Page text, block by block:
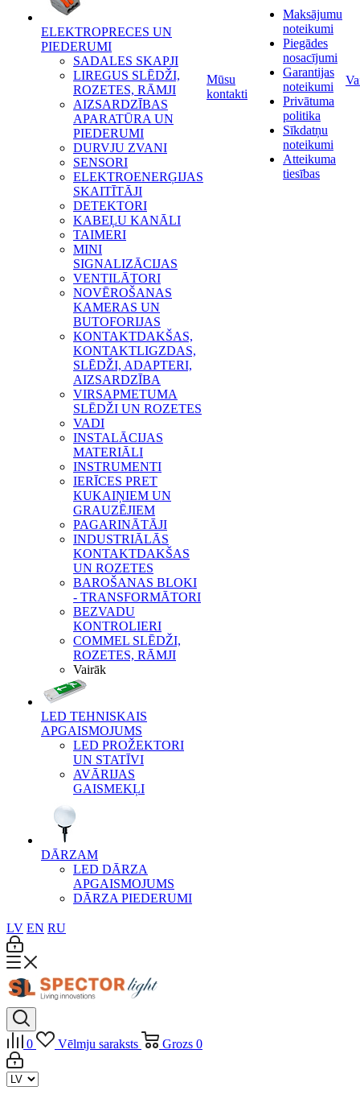
ELEKTROPRECES UN
PIEDERUMI
SADALES SKAPJI
LIREGUS SLĒDŽI,
ROZETES, RĀMJI
AIZSARDZĪBAS
APARATŪRA UN
PIEDERUMI
DURVJU ZVANI
SENSORI
ELEKTROENERĢIJAS
SKAITĪTĀJI
DETEKTORI
KABEĻU KANĀLI
TAIMERI
MINI
SIGNALIZĀCIJAS
VENTILĀTORI
NOVĒROŠANAS
KAMERAS UN
BUTOFORIJAS
KONTAKTDAKŠAS,
KONTAKTLIGZDAS,
SLĒDŽI, ADAPTERI,
AIZSARDZĪBA
VIRSAPMETUMA
SLĒDŽI UN ROZETES
VADI
INSTALĀCIJAS
MATERIĀLI
INSTRUMENTI
IERĪCES PRET
KUKAIŅIEM UN
GRAUZĒJIEM
PAGARINĀTĀJI
INDUSTRIĀLĀS
KONTAKTDAKŠAS
UN ROZETES
BAROŠANAS BLOKI
- TRANSFORMĀTORI
BEZVADU
KONTROLIERI
COMMEL SLĒDŽI,
ROZETES, RĀMJI
Vairāk
LED TEHNISKAIS
APGAISMOJUMS
LED PROŽEKTORI
UN STATĪVI
AVĀRIJAS
GAISMEKĻI
DĀRZAM
LED DĀRZA
APGAISMOJUMS
DĀRZA PIEDERUMI
Mūsu
kontakti
Maksājumu
noteikumi
Piegādes
nosacījumi
Garantijas
noteikumi
Privātuma
politika
Sīkdatņu
noteikumi
Atteikuma
tiesības
LV EN RU
0 Vēlmju saraksts Grozs 0